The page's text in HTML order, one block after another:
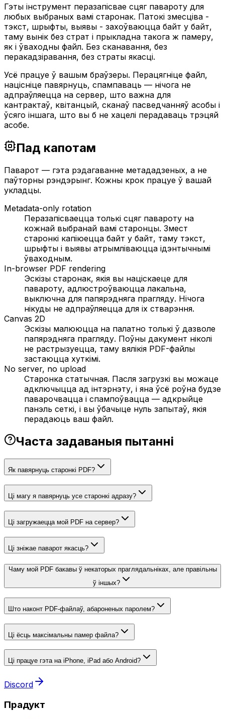
Гэты інструмент перазапісвае сцяг павароту для
любых выбраных вамі старонак. Патокі змесціва -
тэкст, шрыфты, выявы - захоўваюцца байт у байт,
таму вынік без страт і прыкладна такога ж памеру,
як і ўваходны файл. Без сканавання, без
перакадзіравання, без страты якасці.
Усё працуе ў вашым браўзеры. Перацягніце файл,
націсніце павярнуць, спампаваць — нічога не
адпраўляецца на сервер, што важна для
кантрактаў, квітанцый, сканаў пасведчанняў асобы і
ўсяго іншага, што вы б не хацелі перадаваць трэцяй
асобе.
Пад капотам
Паварот — гэта рэдагаванне метададзеных, а не
паўторны рэндэрынг. Кожны крок працуе ў вашай
укладцы.
Metadata-only rotation
Перазапісваецца толькі сцяг павароту на
кожнай выбранай вамі старонцы. Змест
старонкі капіюецца байт у байт, таму тэкст,
шрыфты і выявы атрымліваюцца ідэнтычнымі
ўваходным.
In-browser PDF rendering
Эскізы старонак, якія вы націскаеце для
павароту, адлюстроўваюцца лакальна,
выключна для папярэдняга прагляду. Нічога
нікуды не адпраўляецца для іх стварэння.
Canvas 2D
Эскізы малююцца на палатно толькі ў дазволе
папярэдняга прагляду. Поўны дакумент ніколі
не растрызуецца, таму вялікія PDF-файлы
застаюцца хуткімі.
No server, no upload
Старонка статычная. Пасля загрузкі вы можаце
адключыцца ад інтэрнэту, і яна ўсё роўна будзе
паварочвацца і спампоўвацца — адкрыйце
панэль сеткі, і вы ўбачыце нуль запытаў, якія
перадаюць ваш файл.
Часта задаваныя пытанні
Як павярнуць старонкі PDF?
Ці магу я павярнуць усе старонкі адразу?
Ці загружаецца мой PDF на сервер?
Ці зніжае паварот якасць?
Чаму мой PDF бакавы ў некаторых праглядальніках, але правільны
ў іншых?
Што наконт PDF-файлаў, абароненых паролем?
Ці ёсць максімальны памер файла?
Ці працуе гэта на iPhone, iPad або Android?
Discord
Прадукт